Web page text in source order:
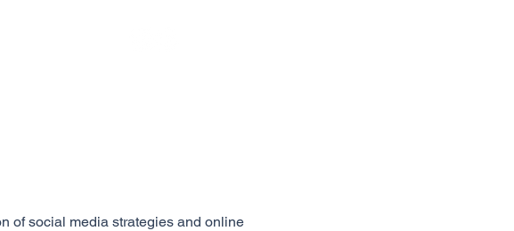
of social media strategies and online